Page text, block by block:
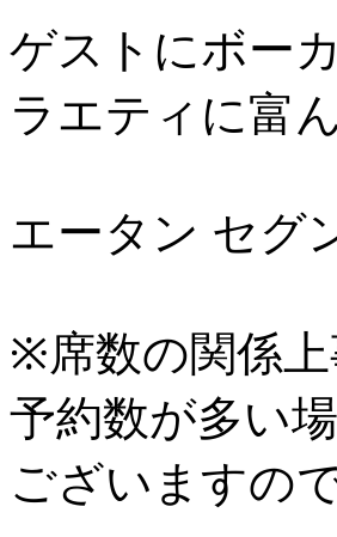
ゲストにボー
ラエティに富
エータン セグ
※席数の関係
予約数が多い
ございますの